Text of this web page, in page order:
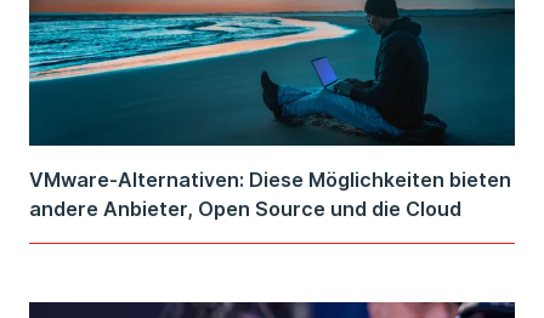
VMware-Alternativen: Diese Möglichkeiten bieten
andere Anbieter, Open Source und die Cloud